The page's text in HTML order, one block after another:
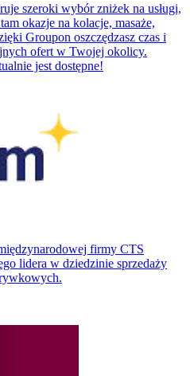
szeroki wybór zniżek na usługi,
okazje na kolacje, masaże,
Groupon oszczędzasz czas i
ofert w Twojej okolicy.
jest dostępne!
firmy CTS
lidera w dziedzinie sprzedaży